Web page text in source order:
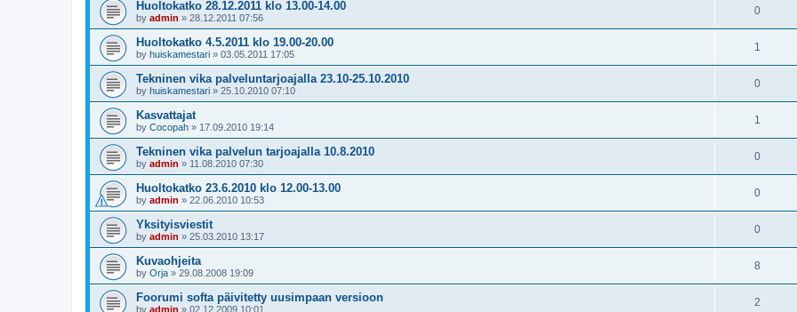
Huoltokatko 28.12.2011 klo 13.00-14.00
by admin » 28.12.2011 07:56
0
Huoltokatko 4.5.2011 klo 19.00-20.00
by huiskamestari » 03.05.2011 17:05
1
Tekninen vika palveluntarjoajalla 23.10-25.10.2010
by huiskamestari » 25.10.2010 07:10
0
Kasvattajat
by Cocopah » 17.09.2010 19:14
1
Tekninen vika palvelun tarjoajalla 10.8.2010
by admin » 11.08.2010 07:30
0
Huoltokatko 23.6.2010 klo 12.00-13.00
by admin » 22.06.2010 10:53
0
Yksityisviestit
by admin » 25.03.2010 13:17
0
Kuvaohjeita
by Orja » 29.08.2008 19:09
8
Foorumi softa päivitetty uusimpaan versioon
by admin » 02.12.2009 10:01
2